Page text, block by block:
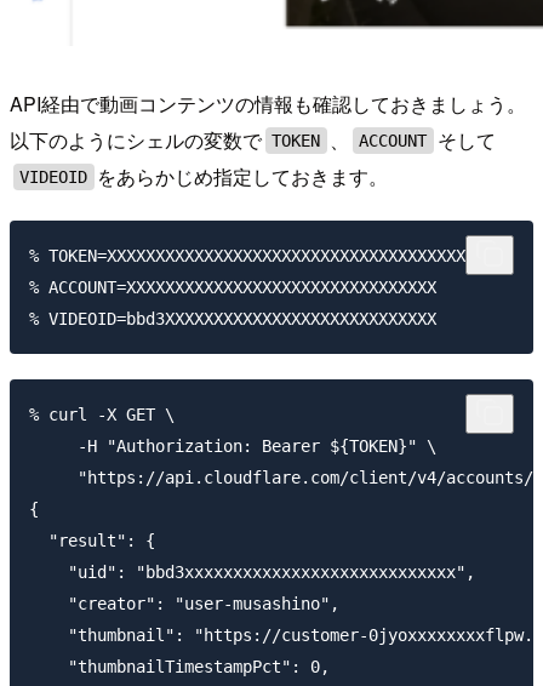
API経由で動画コンテンツの情報も確認しておきましょう。
以下のようにシェルの変数で TOKEN 、 ACCOUNT そして
VIDEOID をあらかじめ指定しておきます。
% TOKEN=XXXXXXXXXXXXXXXXXXXXXXXXXXXXXXXXXXXXXXXX
% ACCOUNT=XXXXXXXXXXXXXXXXXXXXXXXXXXXXXXXX
% curl -X GET \
     -H "Authorization: Bearer ${TOKEN}" \
"https://api.cloudflare.com/client/v4/accounts/
{
  "result": {
    "uid": "bbd3xxxxxxxxxxxxxxxxxxxxxxxxxxxx",
    "creator": "user-musashino",
"thumbnail": "https://customer-
    "thumbnailTimestampPct": 0,